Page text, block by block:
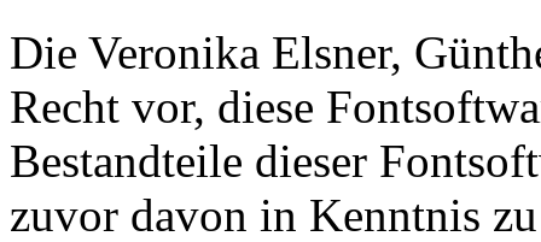
Die Veronika Elsner,
Recht vor, diese
Bestandteile dieser
zuvor davon in Kenntnis zu